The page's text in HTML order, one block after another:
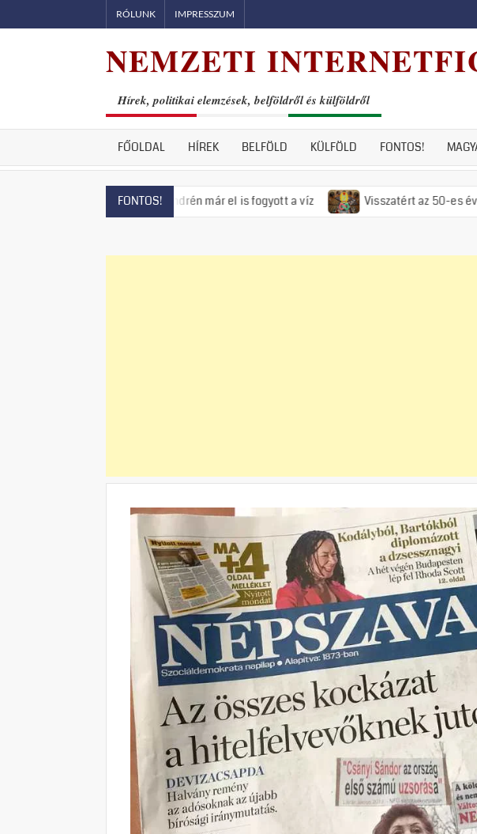
to
RÓLUNK IMPRESSZUM
NEMZETI
Hírek, politikai elemzések, belföldről és külföldről
FŐOLDAL HÍREK BELFÖLD KÜLFÖLD FONTOS!
FONTOS!
Szentendrén már el is fogyott a víz Visszatért az 50-es évek rémuralma: